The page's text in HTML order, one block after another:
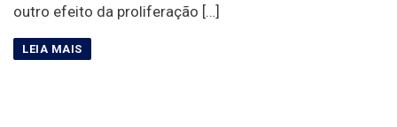
outro efeito da proliferação […]